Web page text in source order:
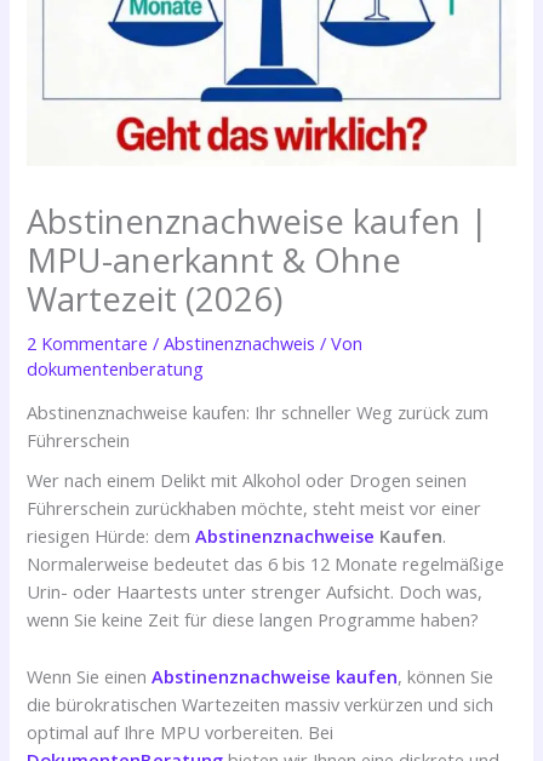
Abstinenznachweise kaufen |
MPU-anerkannt & Ohne
Wartezeit (2026)
2 Kommentare /Abstinenznachweis / Von
dokumentenberatung
Abstinenznachweise kaufen: Ihr schneller Weg zurück zum
Führerschein
Wer nach einem Delikt mit Alkohol oder Drogen seinen
Führerschein zurückhaben möchte, steht meist vor einer
riesigen Hürde: demAbstinenznachweise Kaufen.
Normalerweise bedeutet das 6 bis 12 Monate regelmäßige
Urin- oder Haartests unter strenger Aufsicht. Doch was,
wenn Sie keine Zeit für diese langen Programme haben?
Wenn Sie einenAbstinenznachweise kaufen, können Sie
die bürokratischen Wartezeiten massiv verkürzen und sich
optimal auf Ihre MPU vorbereiten. Bei